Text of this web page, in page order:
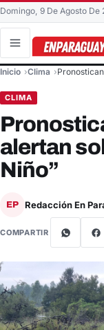
Domingo, 9 De Agosto De
Buscar en el sitio
Inicio Clima
CLIMA
alertan
Niño”
EP Redacción En
COMPARTIR